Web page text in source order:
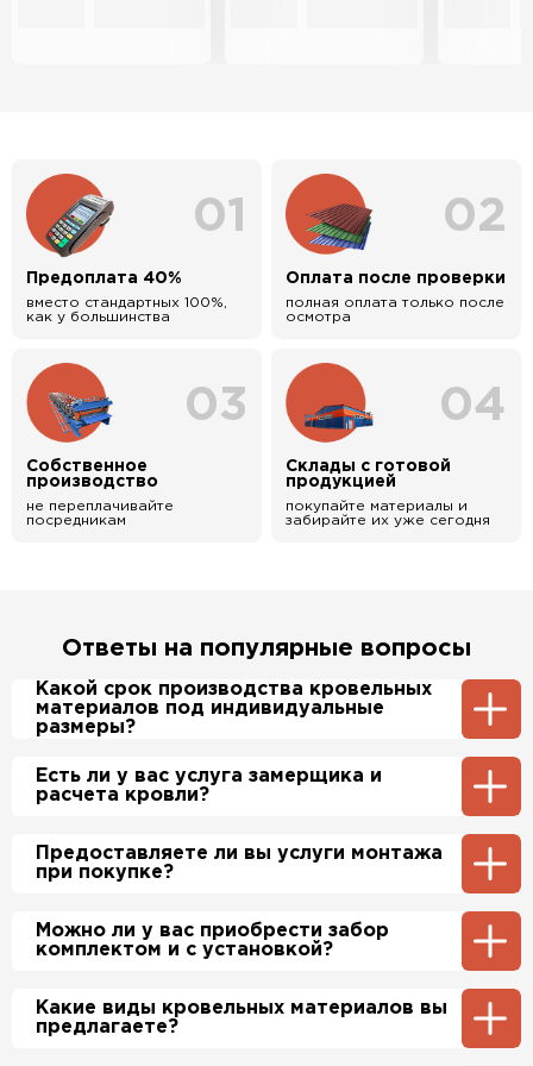
01
Предоплата 40%
вместо стандартных 100%,
как у большинства
02
Оплата после проверки
полная оплата только после
осмотра
03
Собственное
производство
не переплачивайте
посредникам
04
Склады с готовой
продукцией
покупайте материалы и
забирайте их уже сегодня
Ответы на популярные вопросы
Какой срок производства кровельных
материалов под индивидуальные
размеры?
Примерный срок производства
металлочерепицы и профнастила 1-2 дня.
Производственные мощности позволяют нам
Есть ли у вас услуга замерщика и
расчета кровли?
Да, у нас в штате есть инженер-замерщик,
который по Вашей просьбе приедет на
этом стоимость расчета нашим специалистом
будет бесплатно.
Предоставляете ли вы услуги монтажа
при покупке?
Да, если это необходимо заказчику, мы можем
полностью смонтировать Вашу кровлю и
Можно ли у вас приобрести забор
комплектом и с установкой?
Да, мы продаем материалы для забора
комплектами, в нашем ассортименте есть
Какие виды кровельных материалов вы
предлагаете?